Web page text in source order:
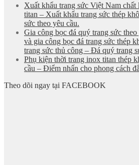
Xuất khẩu trang sức Việt Nam
titan – Xuất khẩu trang sức thép
sức theo yêu cầu.
Gia công bọc đá quý trang sức
và gia công bọc đá trang sức thép
trang sức thủ công – Đá quý trang
Phụ kiện thời trang inox titan thép
cầu – Điểm nhấn cho phong cách
Theo dõi ngay tại FACEBOOK